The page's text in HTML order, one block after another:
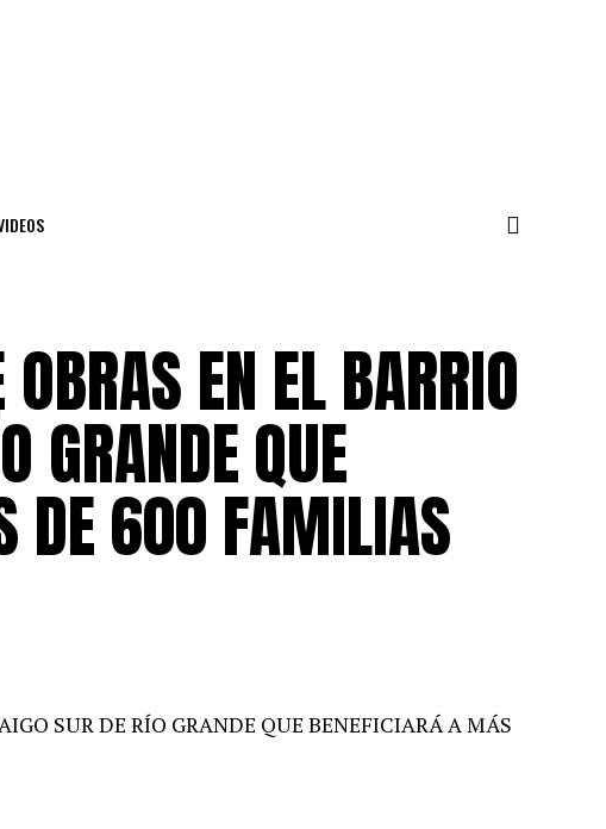
EN EL BARRIO
GRANDE QUE
DE 600 FAMILIAS
SUR DE RÍO GRANDE QUE BENEFICIARÁ A MÁS